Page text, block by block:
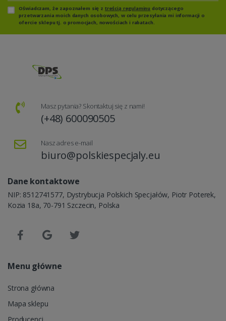
Oświadczam, że zapoznałem się z treścią regulaminu dotyczącego
przetwarzania moich danych osobowych, w celu przesyłania mi informacji o
ofercie sklepu tj. o promocjach, nowościach i rabatach.
Masz pytania? Skontaktuj się z nami!
(+48) 600090505
Nasz adres e-mail
biuro@polskiespecjaly.eu
Dane kontaktowe
NIP: 8512741577, Dystrybucja Polskich Specjałów, Piotr Poterek,
Kozia 18a, 70-791 Szczecin, Polska
Menu główne
Strona główna
Mapa sklepu